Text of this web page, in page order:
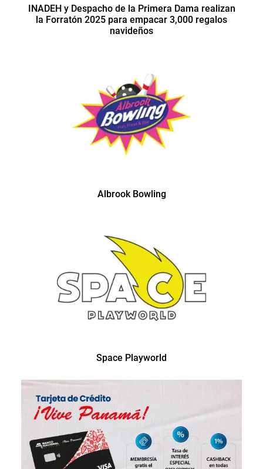
INADEH y Despacho de la Primera Dama realizan
la Forratón 2025 para empacar 3,000 regalos
navideños
Albrook Bowling
Space Playworld